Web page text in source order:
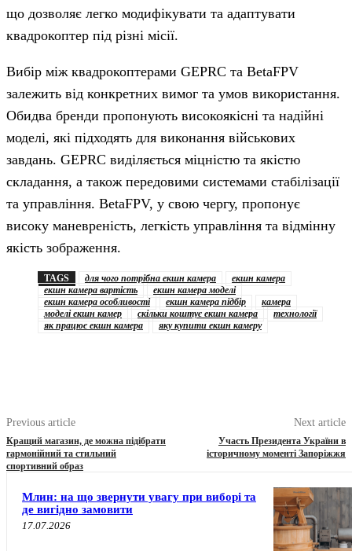
що дозволяє легко модифікувати та адаптувати
квадрокоптер під різні місії.
Вибір між квадрокоптерами GEPRC та BetaFPV
залежить від конкретних вимог та умов використання.
Обидва бренди пропонують високоякісні та надійні
моделі, які підходять для виконання військових
завдань. GEPRC виділяється міцністю та якістю
складання, а також передовими системами стабілізації
та управління. BetaFPV, у свою чергу, пропонує
високу маневреність, легкість управління та відмінну
якість зображення.
TAGS для чого потрібна екшн камера
екшн камера
екшн камера вартість
екшн камера моделі
екшн камера особливості
екшн камера підбір
камера
моделі екшн камер
скільки коштує екшн камера
технології
як працює екшн камера
яку купити екшн камеру
Previous article
Кращий магазин, де можна підібрати
гармонійний та стильний
спортивний образ
Next article
Участь Президента України в
історичному моменті Запоріжжя
Млин: на що звернути увагу при виборі та
де вигідно замовити
17.07.2026